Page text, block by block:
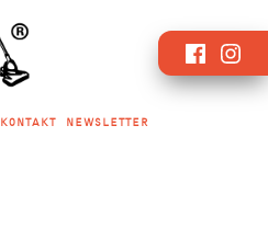
KONTAKT NEWSLETTER